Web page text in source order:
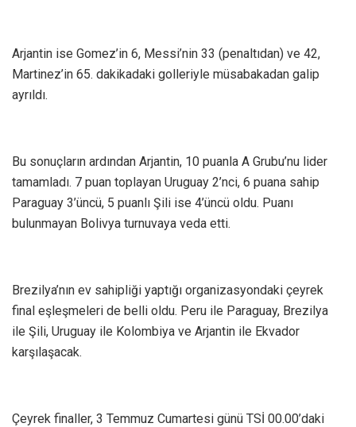
Arjantin ise Gomez’in 6, Messi’nin 33 (penaltıdan) ve 42,
Martinez’in 65. dakikadaki golleriyle müsabakadan galip
ayrıldı.
Bu sonuçların ardından Arjantin, 10 puanla A Grubu’nu lider
tamamladı. 7 puan toplayan Uruguay 2’nci, 6 puana sahip
Paraguay 3’üncü, 5 puanlı Şili ise 4’üncü oldu. Puanı
bulunmayan Bolivya turnuvaya veda etti.
Brezilya’nın ev sahipliği yaptığı organizasyondaki çeyrek
final eşleşmeleri de belli oldu. Peru ile Paraguay, Brezilya
ile Şili, Uruguay ile Kolombiya ve Arjantin ile Ekvador
karşılaşacak.
Çeyrek finaller, 3 Temmuz Cumartesi günü TSİ 00.00’daki